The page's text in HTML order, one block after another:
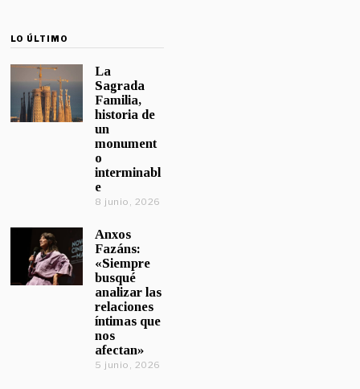
LO ÚLTIMO
La
Sagrada
Familia,
historia de
un
monument
o
interminabl
e
8 junio, 2026
Anxos
Fazáns:
«Siempre
busqué
analizar las
relaciones
íntimas que
nos
afectan»
5 junio, 2026